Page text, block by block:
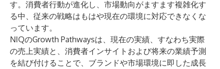
す。消費者行動が進化し、市場動向がますます複雑化す
る中、従来の戦略はもはや現在の環境に対応できなくな
っています。
NIQのGrowth Pathwaysは、現在の実績、すなわち実際
の売上実績と、消費者インサイトおよび将来の業績予測
を結び付けることで、ブランドや市場環境に即した成長